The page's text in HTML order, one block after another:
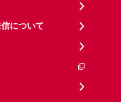
について